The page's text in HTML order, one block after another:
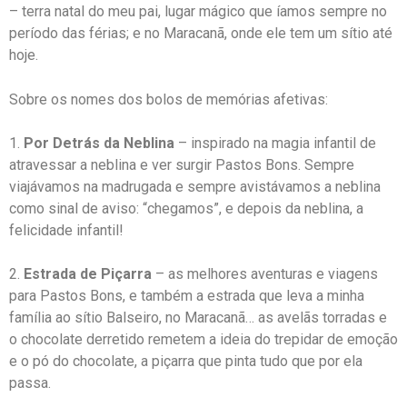
– terra natal do meu pai, lugar mágico que íamos sempre no
período das férias; e no Maracanã, onde ele tem um sítio até
hoje.
Sobre os nomes dos bolos de memórias afetivas:
1. Por Detrás da Neblina – inspirado na magia infantil de
atravessar a neblina e ver surgir Pastos Bons. Sempre
viajávamos na madrugada e sempre avistávamos a neblina
como sinal de aviso: “chegamos”, e depois da neblina, a
felicidade infantil!
2. Estrada de Piçarra – as melhores aventuras e viagens
para Pastos Bons, e também a estrada que leva a minha
família ao sítio Balseiro, no Maracanã… as avelãs torradas e
o chocolate derretido remetem a ideia do trepidar de emoção
e o pó do chocolate, a piçarra que pinta tudo que por ela
passa.